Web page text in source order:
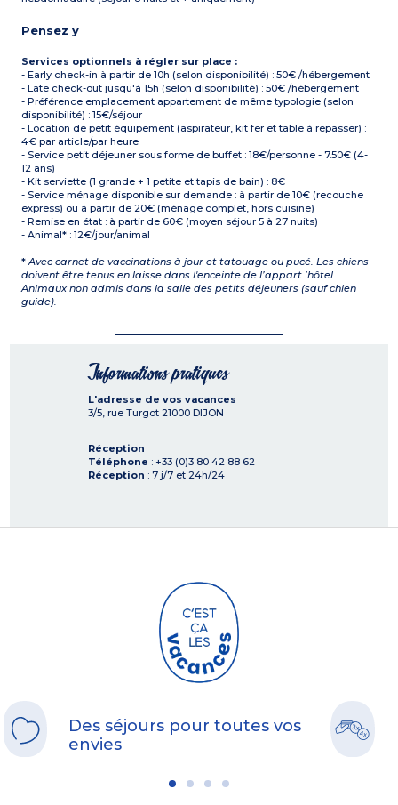
Pensez y
Services optionnels à régler sur place :
- Early check-in à partir de 10h (selon disponibilité) : 50€ /hébergement
- Late check-out jusqu'à 15h (selon disponibilité) : 50€ /hébergement
- Préférence emplacement appartement de même typologie (selon
disponibilité) : 15€/séjour
- Location de petit équipement (aspirateur, kit fer et table à repasser) :
4€ par article/par heure
- Service petit déjeuner sous forme de buffet : 18€/personne - 7.50€ (4-
12 ans)
- Kit serviette (1 grande + 1 petite et tapis de bain) : 8€
- Service ménage disponible sur demande : à partir de 10€ (recouche
express) ou à partir de 20€ (ménage complet, hors cuisine)
- Remise en état : à partir de 60€ (moyen séjour 5 à 27 nuits)
- Animal* : 12€/jour/animal
*Avec carnet de vaccinations à jour et tatouage ou pucé. Les chiens
doivent être tenus en laisse dans l'enceinte de l’appart ’hôtel.
Animaux non admis dans la salle des petits déjeuners (sauf chien
guide).
Informations pratiques
L'adresse de vos vacances
3/5, rue Turgot 21000 DIJON
Réception
Téléphone : +33 (0)3 80 42 88 62
Réception : 7 j/7 et 24h/24
Des séjours pour toutes vos
envies